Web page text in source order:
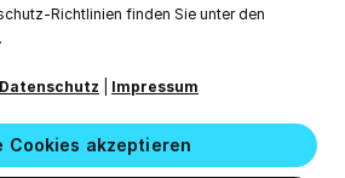
Richtlinien finden Sie unter den
Datenschutz Impressum
Cookies akzeptieren